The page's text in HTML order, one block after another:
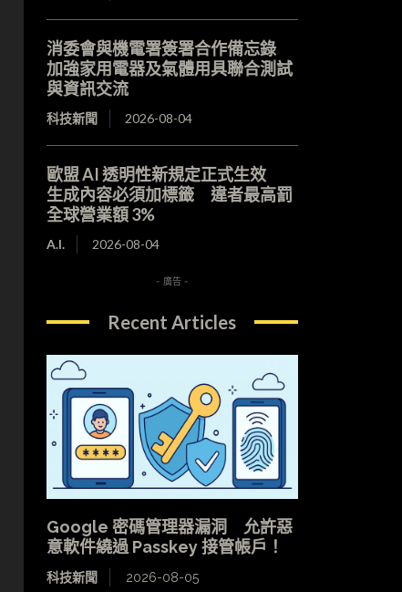
消委會與機電署簽署合作備忘錄
加強家用電器及氣體用具聯合測試
與資訊交流
科技新聞 2026-08-04
歐盟 AI 透明性新規定正式生效
生成內容必須加標籤 違者最高罰
全球營業額 3%
A.I. 2026-08-04
- 廣告 -
Recent Articles
Google 密碼管理器漏洞 允許惡
意軟件繞過 Passkey 接管帳戶！
科技新聞 2026-08-05